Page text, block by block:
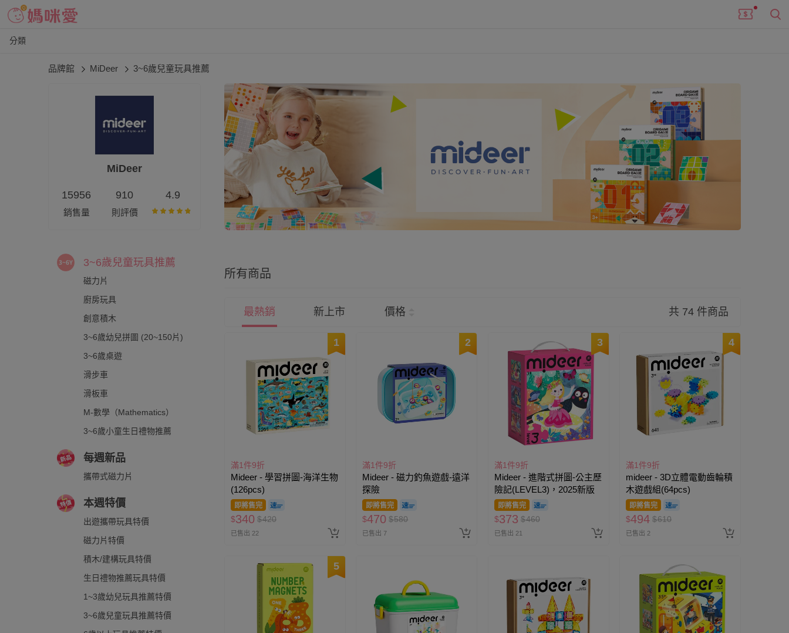
分類
品牌館 MiDeer 3~6歲兒童玩具推薦
MiDeer
15956
銷售量
910
則評價
4.9
3~6歲兒童玩具推薦
磁力片
廚房玩具
創意積木
3~6歲幼兒拼圖 (20~150片)
3~6歲桌遊
滑步車
滑板車
M-數學（Mathematics）
3~6歲小童生日禮物推薦
每週新品
攜帶式磁力片
本週特價
出遊攜帶玩具特價
磁力片特價
積木/建構玩具特價
生日禮物推薦玩具特價
1~3歲幼兒玩具推薦特價
3~6歲兒童玩具推薦特價
所有商品
最熱銷 新上市 價格 共 74 件商品
1
滿1件9折
Mideer - 學習拼圖-海洋生物
(126pcs)
即將售完
$340 $420
已售出 22
2
滿1件9折
Mideer - 磁力釣魚遊戲-遠洋
探險
即將售完
$470 $580
已售出 7
3
滿1件9折
Mideer - 進階式拼圖-公主歷
險記(LEVEL3)，2025新版
即將售完
$373 $460
已售出 21
4
滿1件9折
mideer - 3D立體電動齒輪積
木遊戲組(64pcs)
即將售完
$494 $610
已售出 2
5